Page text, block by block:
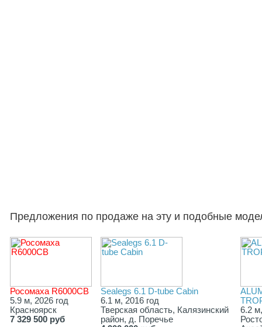
Предложения по продаже на эту и подобные
Росомаха R6000СВ
5.9 м, 2026 год
Красноярск
7 329 500 руб
Sealegs 6.1 D-tube Cabin
6.1 м, 2016 год
Тверская область, Калязинский
район, д. Поречье
6.2